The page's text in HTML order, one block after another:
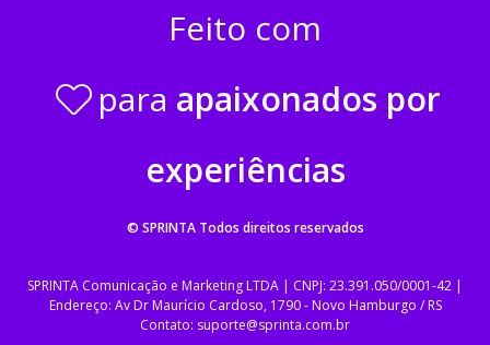
Feito com
para apaixonados por
experiências
© SPRINTA Todos direitos reservados
SPRINTA Comunicação e Marketing LTDA | CNPJ: 23.391.050/0001-42 |
Endereço: Av Dr Maurício Cardoso, 1790 - Novo Hamburgo / RS
Contato: suporte@sprinta.com.br